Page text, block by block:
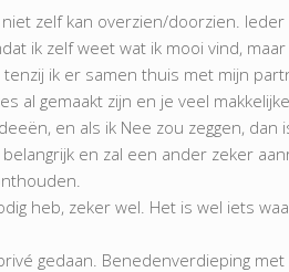
zelf kan overzien/doorzien.
ik zelf weet wat ik mooi vind,
tenzij ik er samen thuis met mijn
al gemaakt zijn en je veel
en als ik Nee zou zeggen,
belangrijk en zal een ander zeker
heb, zeker wel. Het is wel iets
gedaan. Benedenverdieping